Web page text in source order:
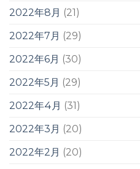
2022年8月 (21)
2022年7月 (29)
2022年6月 (30)
2022年5月 (29)
2022年4月 (31)
2022年3月 (20)
2022年2月 (20)